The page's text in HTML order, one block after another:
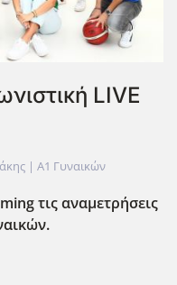
LIVE
| Α1 Γυναικών
τις αναμετρήσεις